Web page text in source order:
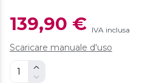
139,90 € IVA inclusa
Scaricare manuale d'uso